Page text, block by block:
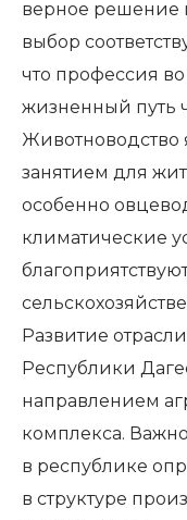
верное решение
выбор
что профессия
жизненный путь
Животноводство
занятием для
особенно
климатические
Развитие
Республики
направлением
комплекса.
в республике
в структуре